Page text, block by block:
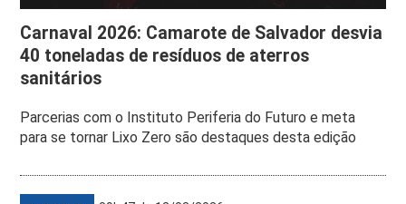
Carnaval 2026: Camarote de Salvador desvia
40 toneladas de resíduos de aterros
sanitários
Parcerias com o Instituto Periferia do Futuro e meta
para se tornar Lixo Zero são destaques desta edição